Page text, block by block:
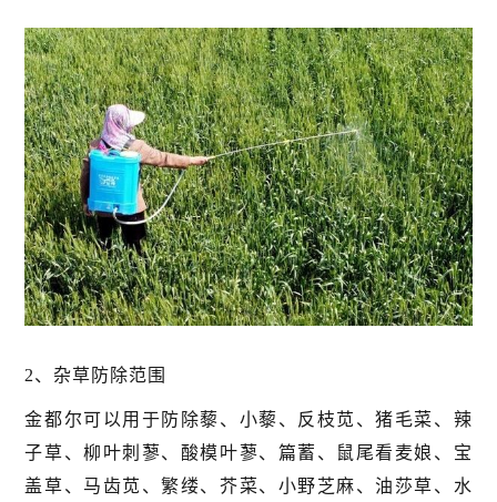
2、杂草防除范围
金都尔可以用于防除藜、小藜、反枝苋、猪毛菜、辣
子草、柳叶刺蓼、酸模叶蓼、篇蓄、鼠尾看麦娘、宝
盖草、马齿苋、繁缕、芥菜、小野芝麻、油莎草、水